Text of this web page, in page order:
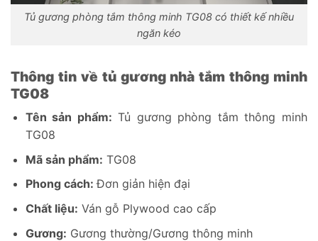
Tủ gương phòng tắm thông minh TG08 có thiết kế nhiều
ngăn kéo
Thông tin về tủ gương nhà tắm thông minh
TG08
Tên sản phẩm: Tủ gương phòng tắm thông minh
TG08
Mã sản phẩm: TG08
Phong cách:Đơn giản hiện đại
Chất liệu: Ván gỗ Plywood cao cấp
Gương: Gương thường/Gương thông minh